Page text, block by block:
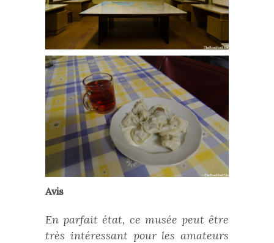
Avis
En parfait état, ce musée peut être
très intéressant pour les amateurs